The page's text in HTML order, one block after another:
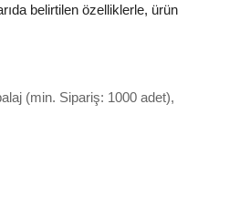
belirtilen özelliklerle, ürün
(min. Sipariş: 1000 adet),